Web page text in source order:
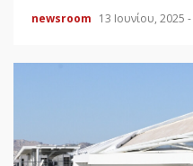
newsroom 13 Ιουνίου, 2025